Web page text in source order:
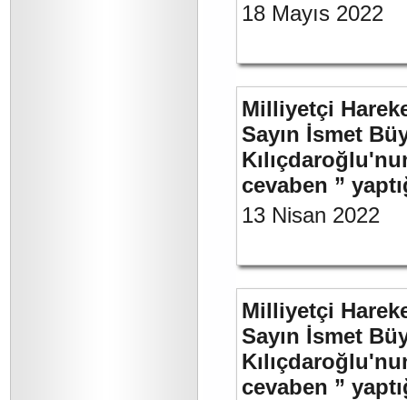
18 Mayıs 2022
Milliyetçi
Sayın İsmet
cevaben ”
13 Nisan 2022
Milliyetçi
Sayın İsmet
cevaben ”